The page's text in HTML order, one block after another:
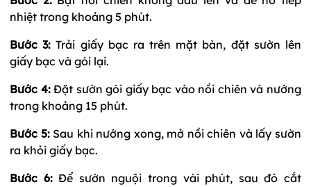
nhiệt trong khoảng 5 phút.
Bước 3: Trải giấy bạc ra trên mặt bàn, đặt sườn lên
giấy bạc và gói lại.
Bước 4:Đặt sườn gói giấy bạc vào nồi chiên và nướng
trong khoảng 15 phút.
Bước 5:Sau khi nướng xong, mở nồi chiên và lấy sườn
ra khỏi giấy bạc.
Bước 6:Để sườn nguội trong vài phút, sau đó cắt